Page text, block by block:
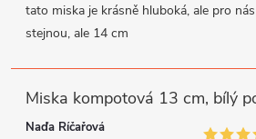
tato miska je krásně hluboká, ale pro
stejnou, ale 14 cm
Naďa Říčařová